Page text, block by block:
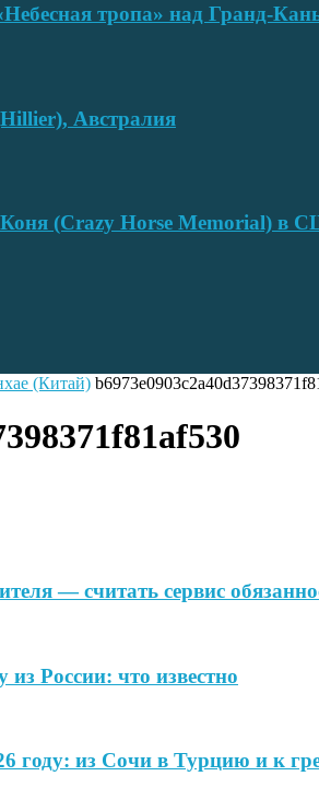
тропа» над Гранд-
Австралия
(Crazy Horse Memorial) в
(Китай)
— считать сервис
России: что известно
году: из Сочи в Турцию и к